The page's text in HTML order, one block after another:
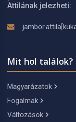
Attilának jelezheti:
Mit hol találok?
Magyarázatok
Fogalmak
Változások